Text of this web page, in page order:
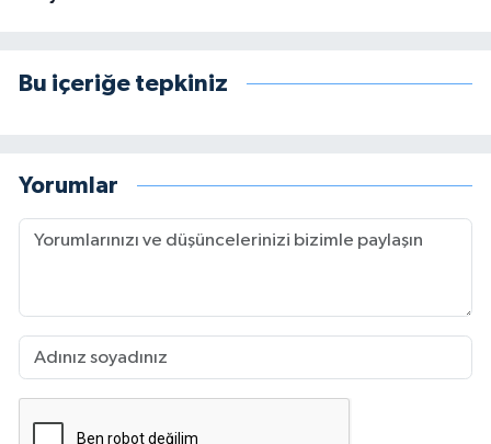
Bu içeriğe tepkiniz
Yorumlar